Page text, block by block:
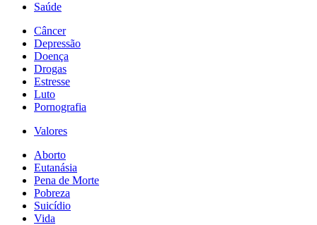
Saúde
Câncer
Depressão
Doença
Drogas
Estresse
Luto
Pornografia
Valores
Aborto
Eutanásia
Pena de Morte
Pobreza
Suicídio
Vida